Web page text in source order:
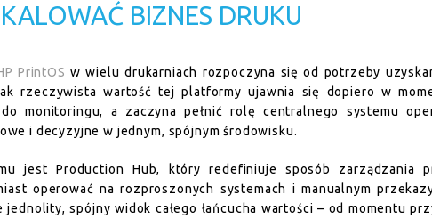
BIZNES DRUKU
PrintOS w wielu drukarniach rozpoczyna się od potrzeby
rzeczywista wartość tej platformy ujawnia się dopiero w
monitoringu, a zaczyna pełnić rolę centralnego systemu
i decyzyjne w jednym, spójnym środowisku.
jest Production Hub, który redefiniuje sposób zarządzania
operować na rozproszonych systemach i manualnym
jednolity, spójny widok całego łańcucha wartości – od momentu